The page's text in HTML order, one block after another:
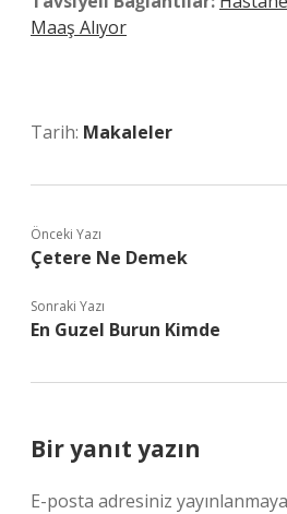
Maaş Alıyor
Tarih: Makaleler
Önceki Yazı
Çetere Ne Demek
Sonraki Yazı
En Guzel Burun Kimde
Bir yanıt yazın
E-posta adresiniz